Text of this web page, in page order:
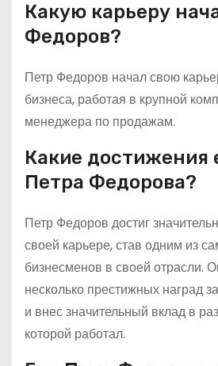
Какую карьеру
Федоров?
Петр Федоров начал свою
бизнеса, работая в крупной
менеджера по продажам.
Какие достижения
Петра Федорова?
Петр Федоров достиг
своей карьере, став одним из
бизнесменов в своей отрасли.
несколько престижных наград
и внес значительный вклад в
которой работал.